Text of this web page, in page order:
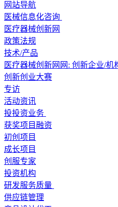
网站导航
医械信息化咨询
医疗器械创新网
政策法规
技术/产品
医疗器械创新网网: 创新企业/机
创新创业大赛
专访
活动资讯
投投资业务
获奖项目融资
初创项目
成长项目
创服专家
投资机构
研发服务质量
供应链管理